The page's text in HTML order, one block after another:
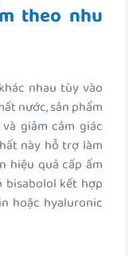
theo nhu
nhau tùy vào
nước, sản phẩm
giảm cảm giác
này hỗ trợ làm
hiệu quả cấp ẩm
bisabolol kết hợp
hoặc hyaluronic